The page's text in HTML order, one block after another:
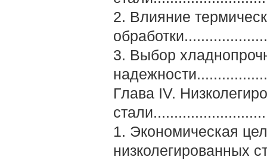
2. Влияние
3. Выбор
Глава IV.
1. Экономическая
низколегированных